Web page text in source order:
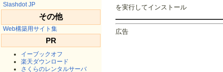
Slashdot JP
その他
Web構築用サイト集
PR
イーブックオフ
楽天ダウンロード
さくらのレンタルサーバ
を実行してインストール
広告